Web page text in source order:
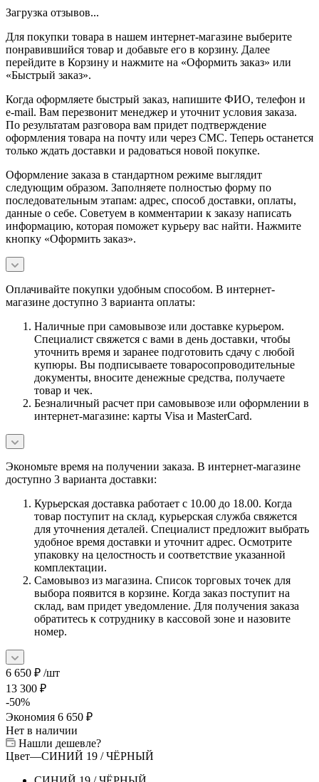
Загрузка отзывов...
Для покупки товара в нашем интернет-магазине выберите
понравившийся товар и добавьте его в корзину. Далее
перейдите в Корзину и нажмите на «Оформить заказ» или
«Быстрый заказ».
Когда оформляете быстрый заказ, напишите ФИО, телефон и
e-mail. Вам перезвонит менеджер и уточнит условия заказа.
По результатам разговора вам придет подтверждение
оформления товара на почту или через СМС. Теперь останется
только ждать доставки и радоваться новой покупке.
Оформление заказа в стандартном режиме выглядит
следующим образом. Заполняете полностью форму по
последовательным этапам: адрес, способ доставки, оплаты,
данные о себе. Советуем в комментарии к заказу написать
информацию, которая поможет курьеру вас найти. Нажмите
кнопку «Оформить заказ».
Оплачивайте покупки удобным способом. В интернет-
магазине доступно 3 варианта оплаты:
Наличные при самовывозе или доставке курьером.
Специалист свяжется с вами в день доставки, чтобы
уточнить время и заранее подготовить сдачу с любой
купюры. Вы подписываете товаросопроводительные
документы, вносите денежные средства, получаете
товар и чек.
Безналичный расчет при самовывозе или оформлении в
интернет-магазине: карты Visa и MasterCard.
Экономьте время на получении заказа. В интернет-магазине
доступно 3 варианта доставки:
Курьерская доставка работает с 10.00 до 18.00. Когда
товар поступит на склад, курьерская служба свяжется
для уточнения деталей. Специалист предложит выбрать
удобное время доставки и уточнит адрес. Осмотрите
упаковку на целостность и соответствие указанной
комплектации.
Самовывоз из магазина. Список торговых точек для
выбора появится в корзине. Когда заказ поступит на
склад, вам придет уведомление. Для получения заказа
обратитесь к сотруднику в кассовой зоне и назовите
номер.
6 650 ₽ /шт
13 300 ₽
-50%
Экономия 6 650 ₽
Нет в наличии
Нашли дешевле?
Цвет—СИНИЙ 19 / ЧЁРНЫЙ